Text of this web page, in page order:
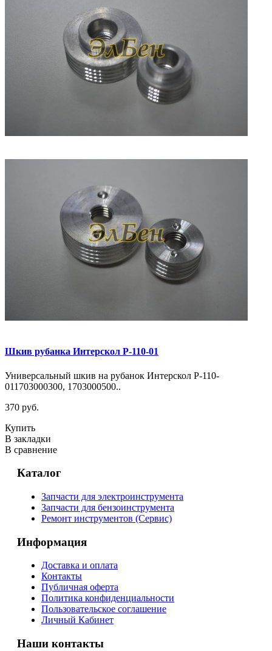
Шкив рубанка Интерскол Р-110-01
Универсальный шкив на рубанок Интерскол Р-110-
011703000300, 1703000500..
370 руб.
Купить
В закладки
В сравнение
Каталог
Запчасти для электроинструмента
Запчасти для бензоинструмента
Ремонт инструментов (Сервис)
Информация
Доставка и оплата
Контакты
Публичная оферта
Политика конфиденциальности
Пользовательское соглашение
Личный Кабинет
Наши контакты